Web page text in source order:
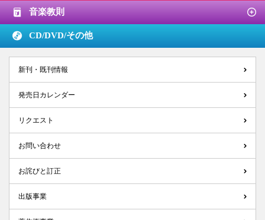
音楽教則
CD/DVD/その他
新刊・既刊情報
発売日カレンダー
リクエスト
お問い合わせ
お詫びと訂正
出版事業